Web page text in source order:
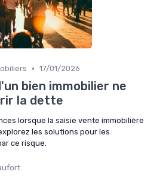
• 17/01/2026
bien immobilier ne
la dette
lorsque la saisie vente immobilière
les solutions pour les
ce risque.